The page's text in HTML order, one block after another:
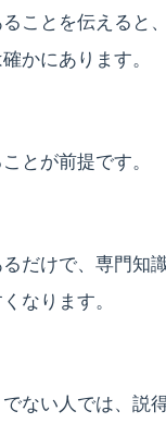
ことを伝えると
かにあります。
とが前提です。
だけで、専門知
なります。
ない人では、説